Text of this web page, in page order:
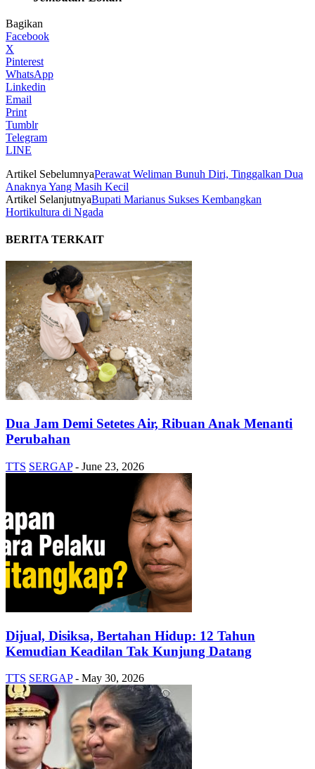
Bagikan
Facebook
X
Pinterest
WhatsApp
Linkedin
Email
Print
Tumblr
Telegram
LINE
Artikel SebelumnyaPerawat Weliman Bunuh Diri, Tinggalkan Dua
Anaknya Yang Masih Kecil
Artikel SelanjutnyaBupati Marianus Sukses Kembangkan
Hortikultura di Ngada
BERITA TERKAIT
Dua Jam Demi Setetes Air, Ribuan Anak Menanti
Perubahan
TTS SERGAP - June 23, 2026
Dijual, Disiksa, Bertahan Hidup: 12 Tahun
Kemudian Keadilan Tak Kunjung Datang
TTS SERGAP - May 30, 2026